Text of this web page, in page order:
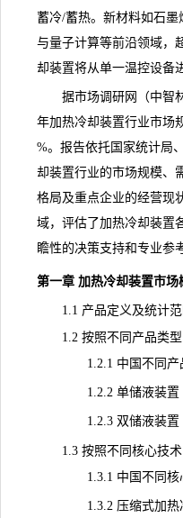
蓄冷/蓄热。新材料如石墨
与量子计算等前沿领域，
却装置将从单一温控设备
据市场调研网（中智
年加热冷却装置行业市场
%。报告依托国家统计局
却装置行业的市场规模、
格局及重点企业的经营现
域，评估了加热冷却装置
瞻性的决策支持和专业参
第一章 加热冷却装置市场
1.1 产品定义及统计范
1.2 按照不同产品类型
1.2.1 中国不同产品类
1.2.2 单储液装置
1.2.3 双储液装置
1.3 按照不同核心技术
1.3.1 中国不同核心技
1.3.2 压缩式加热